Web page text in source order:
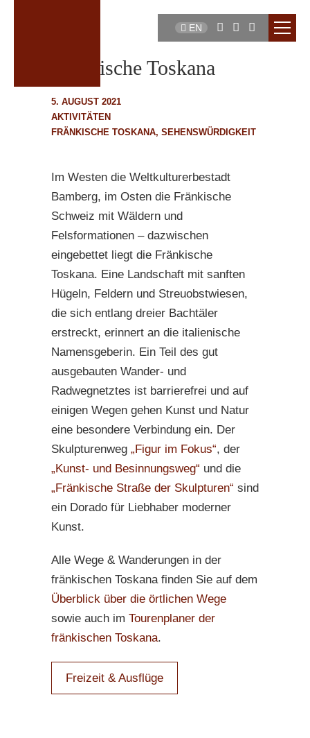
EN
Fränkische Toskana
5. AUGUST 2021
AKTIVITÄTEN
FRÄNKISCHE TOSKANA, SEHENSWÜRDIGKEIT
Im Westen die Weltkulturerbestadt
Bamberg, im Osten die Fränkische
Schweiz mit Wäldern und
Felsformationen – dazwischen
eingebettet liegt die Fränkische
Toskana. Eine Landschaft mit sanften
Hügeln, Feldern und Streuobstwiesen,
die sich entlang dreier Bachtäler
erstreckt, erinnert an die italienische
Namensgeberin. Ein Teil des gut
ausgebauten Wander- und
Radwegnetztes ist barrierefrei und auf
einigen Wegen gehen Kunst und Natur
eine besondere Verbindung ein. Der
Skulpturenweg „Figur im Fokus“, der
„Kunst- und Besinnungsweg“ und die
„Fränkische Straße der Skulpturen“ sind
ein Dorado für Liebhaber moderner
Kunst.
Alle Wege & Wanderungen in der
fränkischen Toskana finden Sie auf dem
Überblick über die örtlichen Wege
sowie auch im Tourenplaner der
fränkischen Toskana.
Freizeit & Ausflüge